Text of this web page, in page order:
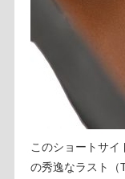
このショートサ
の秀逸なラスト（